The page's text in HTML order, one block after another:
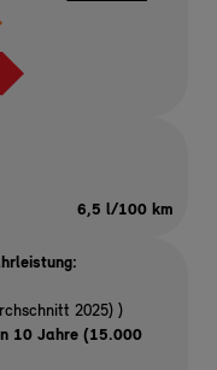
6,5 l/100 km
2025) )
10 Jahre (15.000